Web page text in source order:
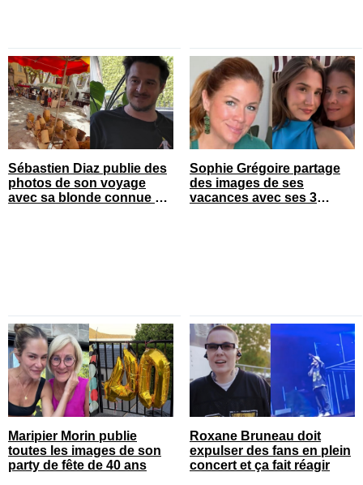
Sébastien Diaz publie des
photos de son voyage
avec sa blonde connue en
Sophie Grégoire partage
des images de ses
vacances avec ses 3
Maripier Morin publie
toutes les images de son
party de fête de 40 ans
Roxane Bruneau doit
expulser des fans en plein
concert et ça fait réagir